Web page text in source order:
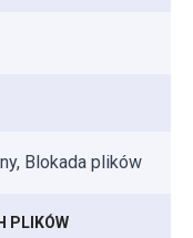
Blokada plików
PLIKÓW